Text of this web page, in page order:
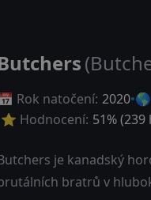
📅 Rok natočení: 2020
⭐ Hodnocení: 51% (239
je kanadský
bratrů v